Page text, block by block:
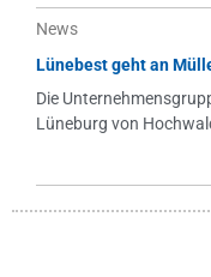
News
Lünebest geht an
Die
Lüneburg von